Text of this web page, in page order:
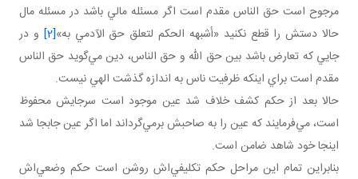
مرجوح است حق الناس مقدم است اگر مسئله مالي باشد در مسئله مال
حالا دستش را قطع نکنيد «أشبهه الحكم لتعلق حق الآدمي به»[2]
و در
جايي که تعارض باشد بين حق الله و حق الناس، دين مي‌گويد حق الناس
مقدم است براي اينکه ظرفيت ناس به اندازه گذشت الهي نيست.
حالا بعد از حکم کشف خلاف شد عين موجود است سرجايش محفوظ
است، مي‌فرمايند که عين را به صاحبش برمي‌گرداند اما اگر عين جابجا شد
اينجا خود شاهد ضامن است.
بنابراين تمام اين مراحل حکم تکليفي‌اش روشن است حکم وضعي‌اش